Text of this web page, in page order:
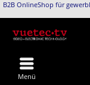
B2B OnlineShop für
Menü